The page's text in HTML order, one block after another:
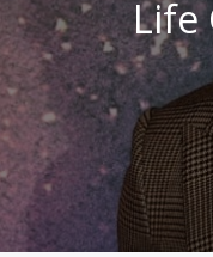
Life